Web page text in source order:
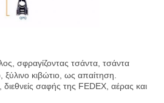
σφραγίζοντας τσάντα, τσάντα
κιβώτιο, ως απαίτηση.
σαφής της FEDEX, αέρας και